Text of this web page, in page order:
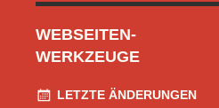
WEBSEITEN-
WERKZEUGE
LETZTE ÄNDERUNGEN